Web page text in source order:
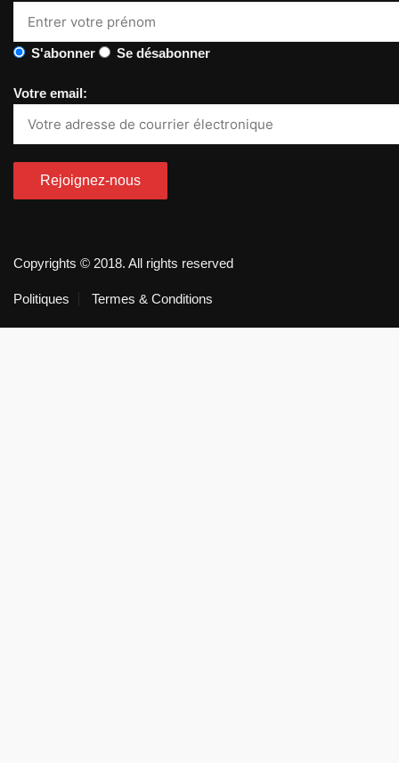
S'abonner Se désabonner
Votre email:
Copyrights © 2018. All rights reserved
Politiques Termes & Conditions